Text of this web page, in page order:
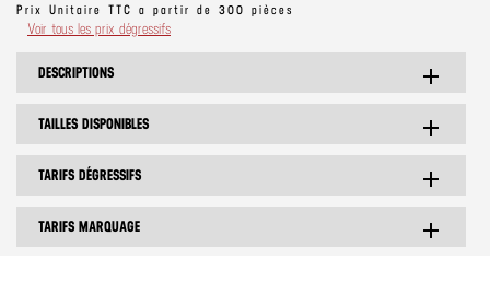
Prix Unitaire TTC a partir de 300 pièces
Voir tous les prix dégressifs
DESCRIPTIONS add
TAILLES DISPONIBLES add
TARIFS DÉGRESSIFS add
TARIFS MARQUAGE add